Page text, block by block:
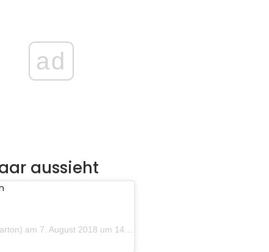
ad
aussieht
am 7. August 2018 um 14:44 Uhr PDT